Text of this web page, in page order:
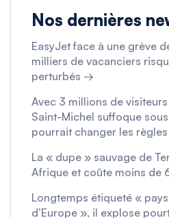
Nos dernières
EasyJet face à une grève
milliers de vacanciers
perturbés →
Avec 3 millions de
Saint-Michel suffoque
pourrait changer les
La « dupe » sauvage de
Afrique et coûte moins de
Longtemps étiqueté «
d’Europe », il explose